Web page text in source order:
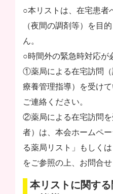
○本リストは、在宅患者
（夜間の調剤等）を目
ん。
○時間外の緊急時対応が
①薬局による在宅訪問
療養管理指導）を受け
ご連絡ください。
②薬局による在宅訪問
者）は、本会ホームペ
る薬局リスト」もしく
をご参照の上、お問合せ
本リストに関す